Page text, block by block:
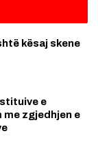
kësaj skene
e
zgjedhjen e